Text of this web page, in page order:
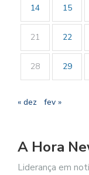
14 15
21 22
28 29
« dez fev »
A Hora
Liderança em